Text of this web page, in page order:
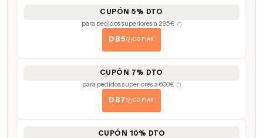
CUPÓN 5% DTO
para pedidos superiores a 295€ (*)
DB5 COPIAR
CUPÓN 7% DTO
para pedidos superiores a 600€ (*)
DB7 COPIAR
CUPÓN 10% DTO